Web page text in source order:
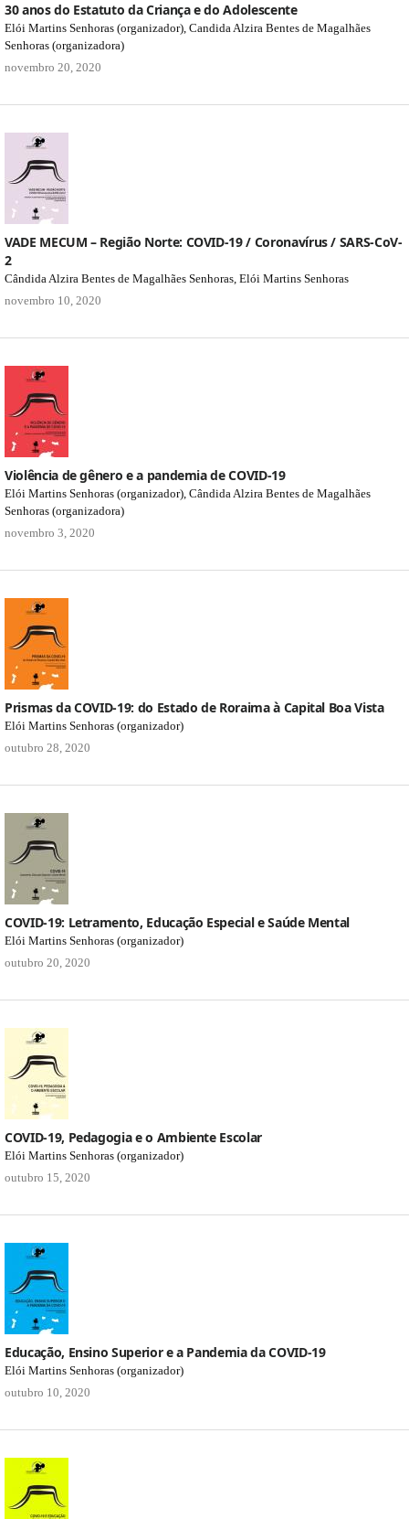
30 anos do Estatuto da Criança e do Adolescente
Elói Martins Senhoras (organizador), Candida Alzira Bentes de Magalhães
Senhoras (organizadora)
novembro 20, 2020
VADE MECUM – Região Norte: COVID-19 / Coronavírus / SARS-CoV-
2
Cândida Alzira Bentes de Magalhães Senhoras, Elói Martins Senhoras
novembro 10, 2020
Violência de gênero e a pandemia de COVID-19
Elói Martins Senhoras (organizador), Cândida Alzira Bentes de Magalhães
Senhoras (organizadora)
novembro 3, 2020
Prismas da COVID-19: do Estado de Roraima à Capital Boa Vista
Elói Martins Senhoras (organizador)
outubro 28, 2020
COVID-19: Letramento, Educação Especial e Saúde Mental
Elói Martins Senhoras (organizador)
outubro 20, 2020
COVID-19, Pedagogia e o Ambiente Escolar
Elói Martins Senhoras (organizador)
outubro 15, 2020
Educação, Ensino Superior e a Pandemia da COVID-19
Elói Martins Senhoras (organizador)
outubro 10, 2020